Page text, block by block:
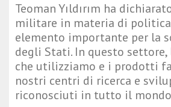
Teoman Yıldırım ha
militare in materia di politica
elemento importante per la
degli Stati. In questo
che utilizziamo e i prodotti
nostri centri di ricerca e
riconosciuti in tutto il